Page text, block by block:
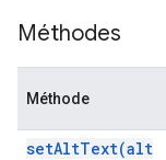
Méthodes
Méthode
setAltText(alt